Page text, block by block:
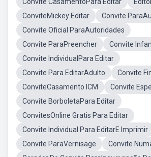
ConviteMickey Editar
Convite
Convite Oficial ParaAutoridades
Convite ParaPreencher
Convite
Convite IndividualPara Editar
Convite Para EditarAdulto
Convite
ConviteCasamento ICM
Convite
Convite BorboletaPara Editar
ConvitesOnline Gratis Para Editar
Convite Individual Para EditarE Imprimir
Convite ParaVernisage
Convite